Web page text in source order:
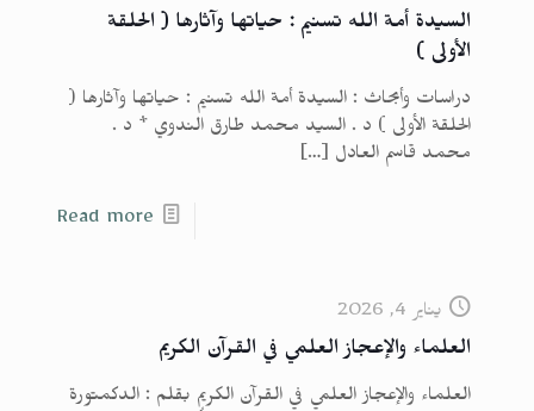
السيدة أمة الله تسنيم : حياتها وآثارها ( الحلقة
الأولى )
دراسات وأبحاث : السيدة أمة الله تسنيم : حياتها وآثارها (
الحلقة الأولى ) د . السيد محمد طارق الندوي * د .
محمد قاسم العادل […]
Read more
يناير 4, 2026
العلماء والإعجاز العلمي في القرآن الكريم
العلماء والإعجاز العلمي في القرآن الكريم بقلم : الدكمتورة